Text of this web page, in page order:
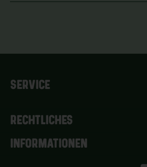
SERVICE
RECHTLICHES
INFORMATIONEN